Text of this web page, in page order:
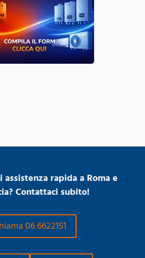
assistenza rapida a Roma e
Contattaci subito!
06 6622151